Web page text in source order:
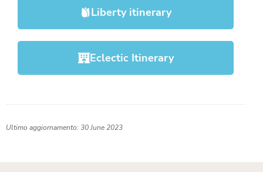
Liberty itinerary
Eclectic Itinerary
Ultimo aggiornamento: 30 June 2023